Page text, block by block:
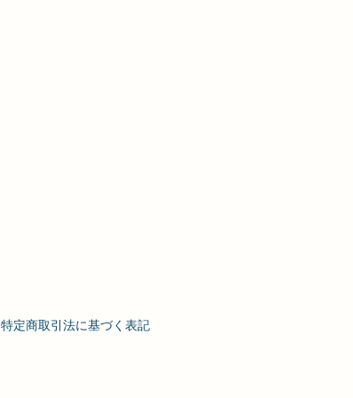
特定商取引法に基づく表記